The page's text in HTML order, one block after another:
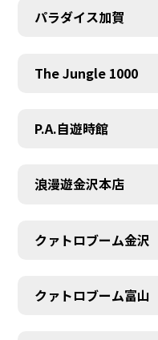
パラダイス加賀
The Jungle 1000
P.A.自遊時館
浪漫遊金沢本店
クァトロブーム金沢
クァトロブーム富山